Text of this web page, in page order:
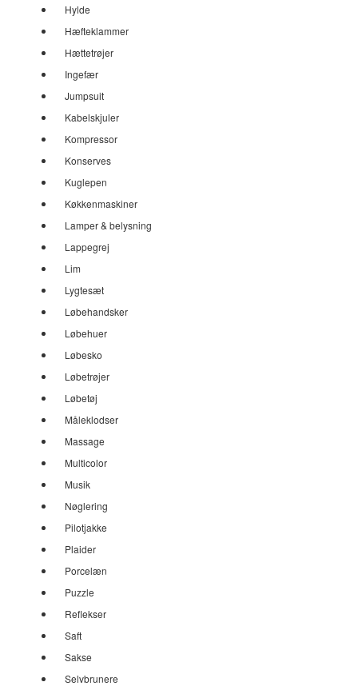
Hylde
Hæfteklammer
Hættetrøjer
Ingefær
Jumpsuit
Kabelskjuler
Kompressor
Konserves
Kuglepen
Køkkenmaskiner
Lamper & belysning
Lappegrej
Lim
Lygtesæt
Løbehandsker
Løbehuer
Løbesko
Løbetrøjer
Løbetøj
Måleklodser
Massage
Multicolor
Musik
Nøglering
Pilotjakke
Plaider
Porcelæn
Puzzle
Reflekser
Saft
Sakse
Selvbrunere